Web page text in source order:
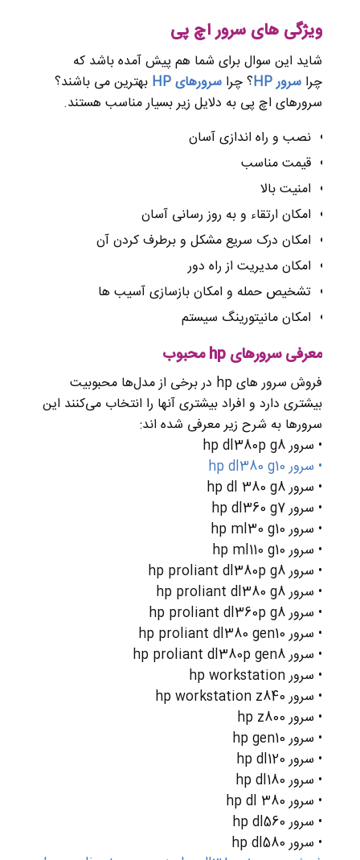
ویژگی های سرور اچ پی
شاید این سوال برای شما هم پیش آمده باشد که
چراسرورHP؟ چراسرورهایHP بهترین می باشند؟
سرورهای اچ پی به دلایل زیر بسیار مناسب هستند.
نصب و راه اندازی آسان
قیمت مناسب
امنیت بالا
امکان ارتقاء و به روز رسانی آسان
امکان درک سریع مشکل و برطرف کردن آن
امکان مدیریت از راه دور
تشخیص حمله و امکان بازسازی آسیب ها
امکان مانیتورینگ سیستم
معرفی سرورهای hp محبوب
فروش سرور های hp در برخی از مدل‌ها محبوبیت
بیشتری دارد و افراد بیشتری آنها را انتخاب می‌کنند این
سرورها به شرح زیر معرفی شده اند:
• سرور hp dl380p g8
• سرور hp dl380 g10
• سرور hp dl 380 g8
• سرور hp dl360 g7
• سرور hp ml30 g10
• سرور hp ml110 g10
• سرور hp proliant dl380p g8
• سرور hp proliant dl380 g8
• سرور hp proliant dl360p g8
• سرور hp proliant dl380 gen10
• سرور hp proliant dl380p gen8
• سرور hp workstation
• سرور hp workstation z840
• سرور hp z800
• سرور hp gen10
• سرور hp dl120
• سرور hp dl180
• سرور hp dl 380
• سرور hp dl560
• سرور hp dl580